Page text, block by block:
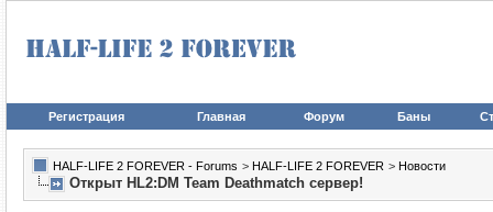
Регистрация Главная Форум Баны
HALF-LIFE 2 FOREVER - Forums > HALF-LIFE 2 FOREVER > Новости
Открыт HL2:DM Team Deathmatch сервер!